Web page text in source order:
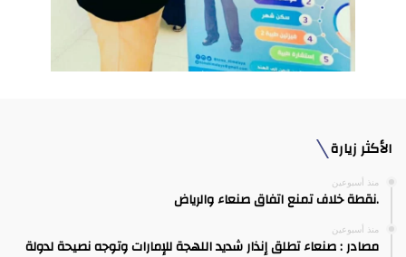
الأكثر زيارة
منذ أسبوعين
.نقطة خلاف تمنع اتفاق صنعاء والرياض
منذ أسبوعين
مصادر : صنعاء تطلق إنذار شديد اللهجة للإمارات وتوجه نصيحة لدولة